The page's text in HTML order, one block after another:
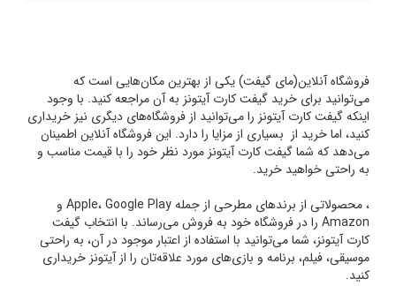
فروشگاه آنلاین(مای گیفت) یکی از بهترین مکان‌هایی است که
می‌توانید برای خرید گیفت کارت آیتونز به آن مراجعه کنید. با وجود
اینکه گیفت کارت آیتونز را می‌توانید از فروشگاه‌های دیگری نیز خریداری
کنید، اما خرید از بسیاری از مزایا را دارد. این فروشگاه آنلاین اطمینان
می‌دهد که شما گیفت کارت آیتونز مورد نظر خود را با قیمت مناسب و
به راحتی خواهید خرید.
، محصولاتی از برندهای مطرحی از جمله Apple، Google Play و
Amazon را در فروشگاه خود به فروش می‌رساند. با انتخاب گیفت
کارت آیتونز، شما می‌توانید با استفاده از اعتبار موجود در آن، به راحتی
موسیقی، فیلم، برنامه و بازی‌های مورد علاقه‌تان را از آیتونز خریداری
کنید.